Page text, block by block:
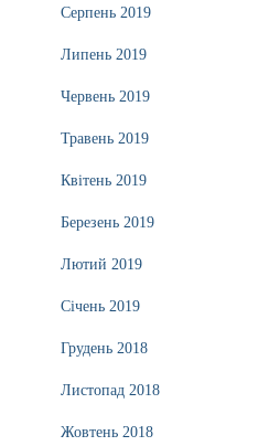
Серпень 2019
Липень 2019
Червень 2019
Травень 2019
Квітень 2019
Березень 2019
Лютий 2019
Січень 2019
Грудень 2018
Листопад 2018
Жовтень 2018